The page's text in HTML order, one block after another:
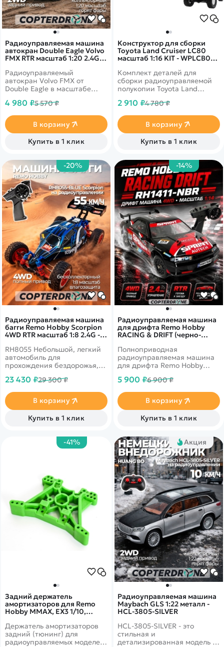
Радиоуправляемая машина
автокран Double Eagle Volvo
FMX RTR масштаб 1:20 2.4G -
Радиоуправляемый
автокран Volvo FMX от
Double Eagle в масштабе
детализации. Оснащён
4 980 ₽5 570 ₽
В корзину
Купить в 1 клик
Конструктор для сборки
Toyota Land Cruiser LC80
масштаб 1:16 KIT - WPLCB05-
Комплект деталей для
сборки радиоуправляемой
полукопии Toyota Land
1/16.
2 910 ₽4 780 ₽
В корзину
Купить в 1 клик
-20%
Радиоуправляемая машина
багги Remo Hobby Scorpion
4WD RTR масштаб 1:8 2.4G -
RH8055 Небольшой, легкий
автомобиль для
прохождения бездорожья,
компании Remo Hobby. При
возможностях и
неубиваемости станет
идеальным подарком сыну
или даже мужу.
23 430 ₽29 300 ₽
В корзину
Купить в 1 клик
-14%
Радиоуправляемая машина
для дрифта Remo Hobby
RACING & DRIFT (черно-
RH1411-NBR
Полноприводная
радиоуправляемая машина
для дрифта Remo Hobby
коллекторым мотором в
5 900 ₽6 900 ₽
В корзину
Купить в 1 клик
-41%
Задний держатель
амортизаторов для Remo
Hobby MMAX, EX3 1/10,
GREEN
Держатель амортизаторов
задний (тюнинг) для
радиоуправляемых моделей
Акция
Радиоуправляемая машина
Maybach GLS 1:22 металл -
HCL-3805-SILVER
HCL-3805-SILVER - это
стильная и
детализированная модель с